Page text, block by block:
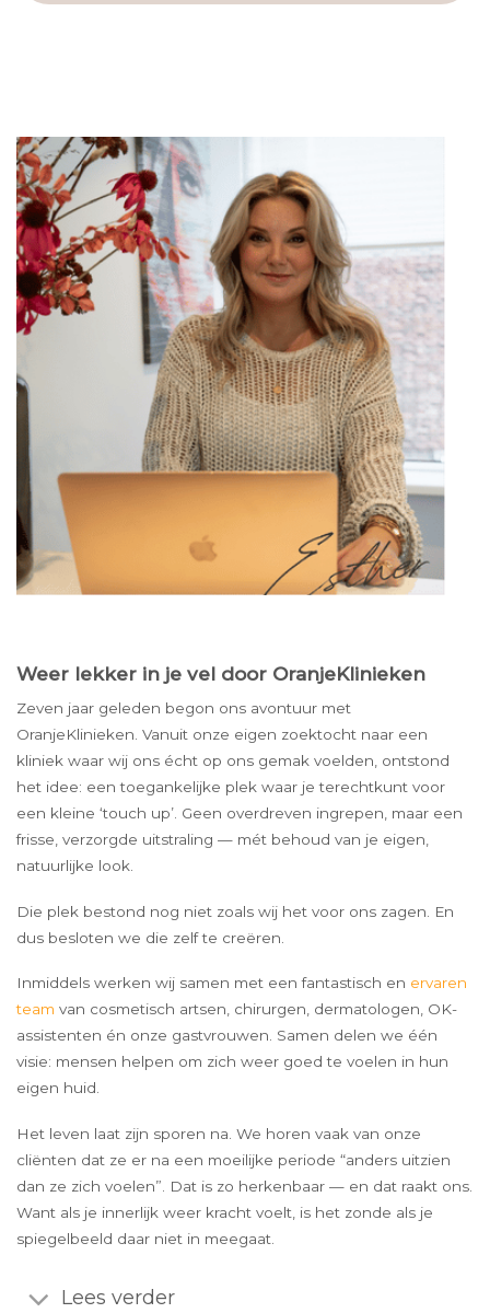
Weer lekker in je vel door OranjeKlinieken
Zeven jaar geleden begon ons avontuur met
OranjeKlinieken. Vanuit onze eigen zoektocht naar een
kliniek waar wij ons écht op ons gemak voelden, ontstond
het idee: een toegankelijke plek waar je terechtkunt voor
een kleine ‘touch up’. Geen overdreven ingrepen, maar een
frisse, verzorgde uitstraling — mét behoud van je eigen,
natuurlijke look.
Die plek bestond nog niet zoals wij het voor ons zagen. En
dus besloten we die zelf te creëren.
Inmiddels werken wij samen met een fantastisch en ervaren
team van cosmetisch artsen, chirurgen, dermatologen, OK-
assistenten én onze gastvrouwen. Samen delen we één
visie: mensen helpen om zich weer goed te voelen in hun
eigen huid.
Het leven laat zijn sporen na. We horen vaak van onze
cliënten dat ze er na een moeilijke periode “anders uitzien
dan ze zich voelen”. Dat is zo herkenbaar — en dat raakt ons.
Want als je innerlijk weer kracht voelt, is het zonde als je
spiegelbeeld daar niet in meegaat.
Lees verder